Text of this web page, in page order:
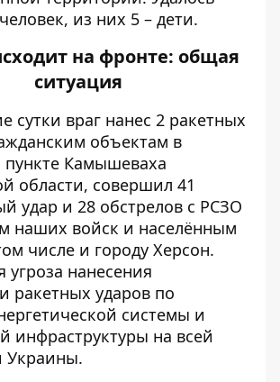
из них 5 – дети.
на фронте: общая
ситуация
сутки враг нанес 2 ракетных
объектам в
пункте Камышеваха
области, совершил 41
удар и 28 обстрелов с РСЗО
наших войск и населённым
числе и городу Херсон.
угроза нанесения
ракетных ударов по
системы и
инфраструктуры на всей
Украины.